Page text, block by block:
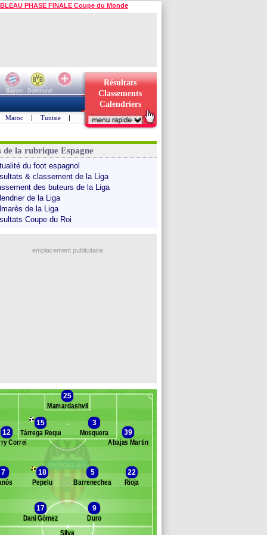
PHASE FINALE Coupe du Monde
Bayern
Dortmund
Résultats
Classements
Calendriers
Maroc | Tunisie |
de la rubrique Espagne
du foot espagnol
& classement de la Liga
des buteurs de la Liga
de la Liga
de la Liga
Coupe du Roi
emplacement publicitaire
Banc des remplaçantsFC Valence
Pérez
Jaume Doménech
Germán Valera
25
Mamardashvili
15
Tárrega Requeni
3
Mosquera
12
Correia
39
Abajas Martín
7
18
Pepelu
5
Barrenechea
22
Rioja
17
Dani Gómez
9
Duro
Silva